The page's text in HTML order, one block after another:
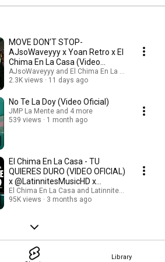
Library
MOVE DON’T STOP-
AJsoWaveyyy x Yoan Retro x El
Chima En La Casa (Video
Official) Prod By La Greña
AJsoWaveyyy and El Chima En La Casa
2.3K views
11 days ago
No Te La Doy (Video Oficial)
JMP La Mente and 4 more
539 views
1 month ago
El Chima En La Casa - TU
QUIERES DURO (VIDEO OFICIAL)
x @LatinnitesMusicHD x
@lacherchadeorlando
El Chima En La Casa and Latinnites Music
95K views
3 months ago